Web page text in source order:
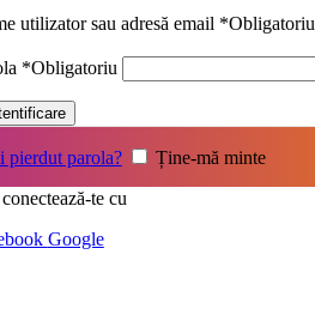
utilizator sau adresă email *Obligatoriu
*Obligatoriu
pierdut parola?
Ține-mă minte
te cu
Google